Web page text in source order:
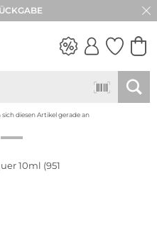
sich diesen Artikel gerade an
10ml (951